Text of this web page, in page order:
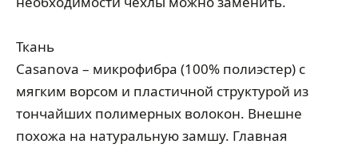
Ткань
Casanova – микрофибра (100% полиэстер) с
мягким ворсом и пластичной структурой из
тончайших полимерных волокон. Внешне
похожа на натуральную замшу. Главная